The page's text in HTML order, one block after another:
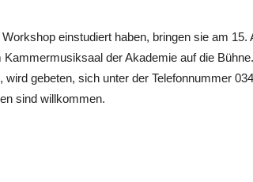
einstudiert haben, bringen sie am 15.
der Akademie auf die
gebeten, sich unter der Telefonnummer
sind willkommen.